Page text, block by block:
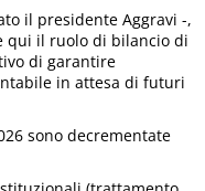
il presidente Aggravi -,
qui il ruolo di bilancio di
di garantire
in attesa di futuri
sono decrementate